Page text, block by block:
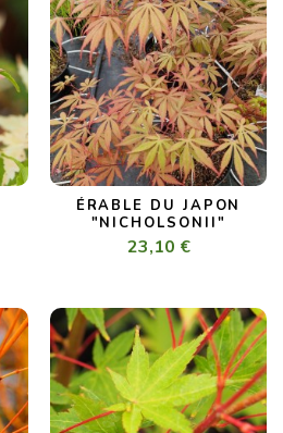
ÉRABLE DU JAPON
"NICHOLSONII"
23,10 €